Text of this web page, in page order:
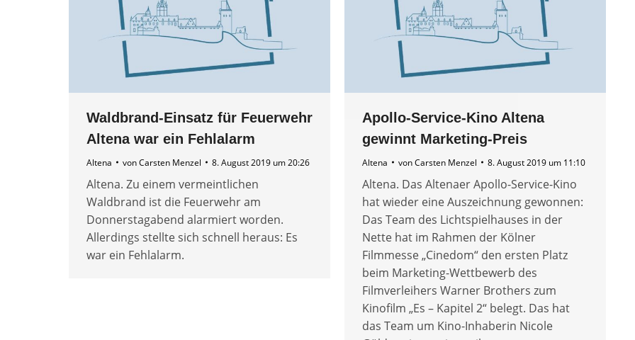
Waldbrand-Einsatz für Feuerwehr
Altena war ein Fehlalarm
Altena vonCarsten Menzel 8. August 2019 um 20:26
Altena. Zu einem vermeintlichen
Waldbrand ist die Feuerwehr am
Donnerstagabend alarmiert worden.
Allerdings stellte sich schnell heraus: Es
war ein Fehlalarm.
Apollo-Service-Kino Altena
gewinnt Marketing-Preis
Altena vonCarsten Menzel 8. August 2019 um 11:10
Altena. Das Altenaer Apollo-Service-Kino
hat wieder eine Auszeichnung gewonnen:
Das Team des Lichtspielhauses in der
Nette hat im Rahmen der Kölner
Filmmesse „Cinedom“ den ersten Platz
beim Marketing-Wettbewerb des
Filmverleihers Warner Brothers zum
Kinofilm „Es – Kapitel 2“ belegt. Das hat
das Team um Kino-Inhaberin Nicole